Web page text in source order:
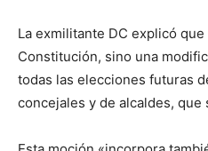
La exmilitante DC explicó
Constitución, sino una
todas las elecciones futuras
concejales y de alcaldes, que